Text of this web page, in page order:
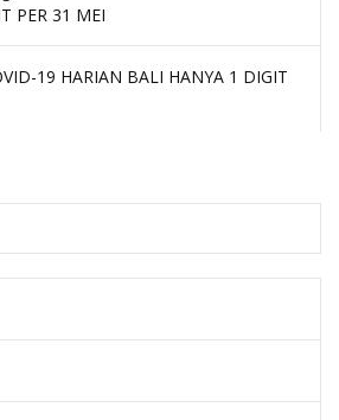
PER 31 MEI
19 HARIAN BALI HANYA 1 DIGIT